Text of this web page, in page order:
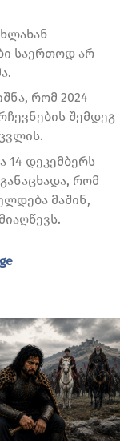
საერთოდ არ
რომ 2024
შემდეგ
14 დეკემბერს
რომ
მაშინ,